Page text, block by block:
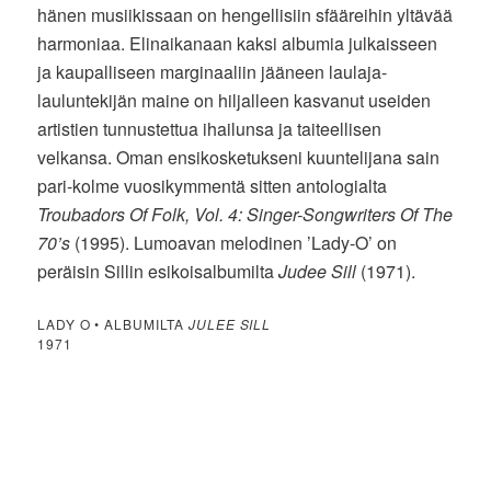
hänen musiikissaan on hengellisiin sfääreihin yltävää
harmoniaa. Elinaikanaan kaksi albumia julkaisseen
ja kaupalliseen marginaaliin jääneen laulaja-
lauluntekijän maine on hiljalleen kasvanut useiden
artistien tunnustettua ihailunsa ja taiteellisen
velkansa. Oman ensikosketukseni kuuntelijana sain
pari-kolme vuosikymmentä sitten antologialta
Troubadors Of Folk, Vol. 4: Singer-Songwriters Of The
70’s (1995). Lumoavan melodinen ’Lady-O’ on
peräisin Sillin esikoisalbumiltaJudee Sill (1971).
LADY O • ALBUMILTAJULEE SILL
1971